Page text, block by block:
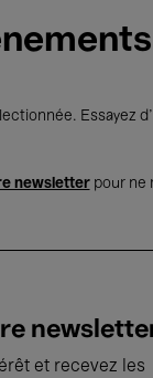
Essayez
newsletterpour ne
et recevez les